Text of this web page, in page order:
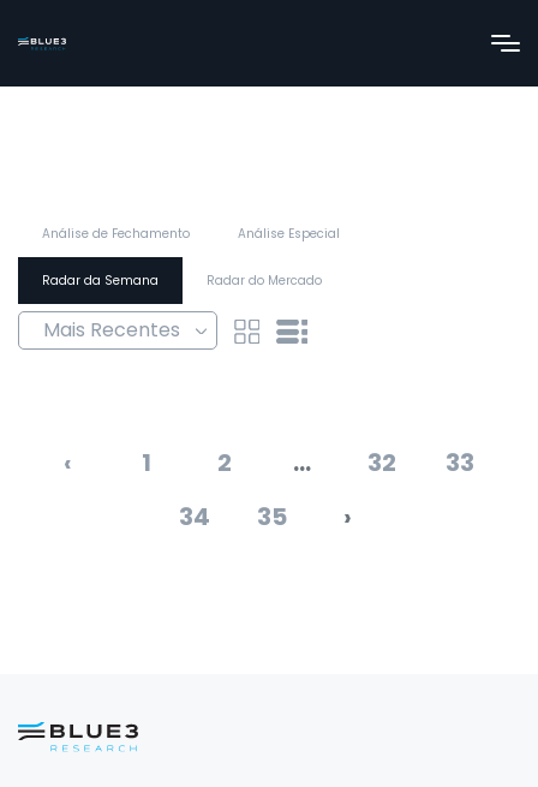
Análise de Fechamento Análise Especial
Radar da Semana Radar do Mercado
‹ 1 2 ... 32
33
34
35 ›